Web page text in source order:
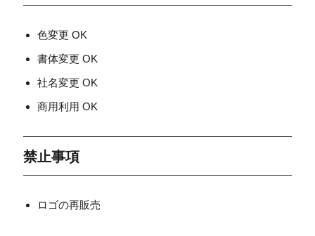
色変更 OK
書体変更 OK
社名変更 OK
商用利用 OK
禁止事項
ロゴの再販売